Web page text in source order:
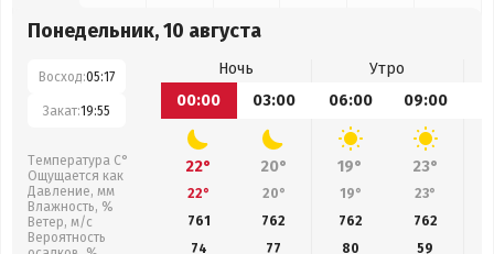
Понедельник, 10 августа
Восход:05:17
Закат:19:55
Температура С°
Ощущается как
Давление, мм
Влажность, %
Ветер, м/с
Вероятность
Ночь
Утро
00:00
03:00 06:00 09:00
22° 20° 19° 23°
22° 20° 19° 23°
761
762 762 762
74
77 80 59